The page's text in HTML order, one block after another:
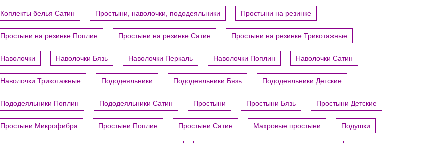
Коплекты белья Сатин Простыни, наволочки, пододеяльники Простыни на резинке
Простыни на резинке Поплин Простыни на резинке Сатин Простыни на резинке Трикотажные
Наволочки Наволочки Бязь Наволочки Перкаль Наволочки Поплин Наволочки Сатин
Наволочки Трикотажные Пододеяльники Пододеяльники Бязь Пододеяльники Детские
Пододеяльники Поплин Пододеяльники Сатин Простыни Простыни Бязь Простыни Детские
Простыни Микрофибра Простыни Поплин Простыни Сатин Махровые простыни Подушки